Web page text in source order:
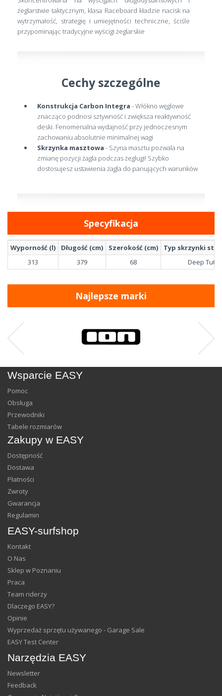
żeglarstwie taktycznym, klasa Raceboard kładzie nacisk na
wytrzymałość, strategię i umiejętności techniczne, ściśle
przypominając tradycyjne wyścigi żeglarskie
Cechy szczególne
Konstrukcja Carbon Integra - Włókno węglowe
znacząco podnosi sztywność i zwiększa reaktywność
deski. Fenomenalna wydajność przy jednoczesnym
zachowaniu absolutnie minimalnej wagi
Skrzynka masztowa - Szyna masztu pozwala na
zmianę pozycji żagla podczas żeglugi! Szybko
dostosujesz ustawienia żagla do panujących warunków
Specyfikacja
Wyporność (l) Długość (cm) Szerokość (cm)
Typ skrzynki
313
379 68 Deep
Najlepsze marki
Wsparcie EASY
Pomoc
Obsługa
Przewodniki
Tabele rozmiarów
Zakupy w EASY
Dostępność
Dostawa
Płatności
Zwroty
Gwarancja
Regulamin
EASY-surfshop
Kontakt
O Nas
Sklep w Poznaniu
Praca
Team riderzy
Dlaczego EASY?
Opinie
Wyprzedaż sprzętu używanego - Garage Sale
EASY Test Center
Narzędzia EASY
Newsletter
Feedback